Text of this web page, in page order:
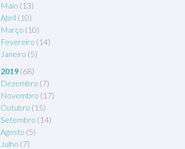
Maio (13)
Abril (10)
Março (10)
Fevereiro (14)
Janeiro (5)
2019 (68)
Dezembro (7)
Novembro (17)
Outubro (15)
Setembro (14)
Agosto (5)
Julho (7)